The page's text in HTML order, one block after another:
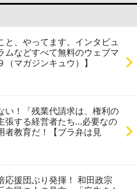
と、やってます。インタビュ
ムなどすべて無料のウェブマ
（マガジンキュウ）】
い！「残業代請求は、権利の
張する経営者たち...必要なの
者教育だ！【ブラ弁は見
応援団ぶり発揮！ 和田政宗